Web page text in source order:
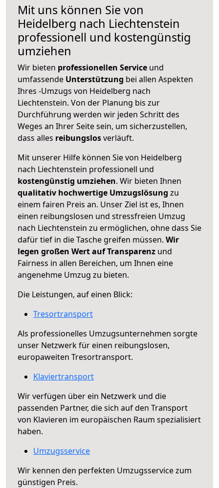
Mit uns können Sie von
Heidelberg nach Liechtenstein
professionell und kostengünstig
umziehen
Wir bieten professionellen Service und
umfassende Unterstützung bei allen Aspekten
Ihres -Umzugs von Heidelberg nach
Liechtenstein. Von der Planung bis zur
Durchführung werden wir jeden Schritt des
Weges an Ihrer Seite sein, um sicherzustellen,
dass alles reibungslosverläuft.
Mit unserer Hilfe können Sie von Heidelberg
nach Liechtenstein professionell und
kostengünstig umziehen. Wir bieten Ihnen
qualitativ hochwertige Umzugslösung zu
einem fairen Preis an. Unser Ziel ist es, Ihnen
einen reibungslosen und stressfreien Umzug
nach Liechtenstein zu ermöglichen, ohne dass Sie
dafür tief in die Tasche greifen müssen. Wir
legen großen Wert auf Transparenz und
Fairness in allen Bereichen, um Ihnen eine
angenehme Umzug zu bieten.
Die Leistungen, auf einen Blick:
Tresortransport
Als professionelles Umzugsunternehmen sorgte
unser Netzwerk für einen reibungslosen,
europaweiten Tresortransport.
Klaviertransport
Wir verfügen über ein Netzwerk und die
passenden Partner, die sich auf den Transport
von Klavieren im europäischen Raum spezialisiert
haben.
Umzugsservice
Wir kennen den perfekten Umzugsservice zum
günstigen Preis.